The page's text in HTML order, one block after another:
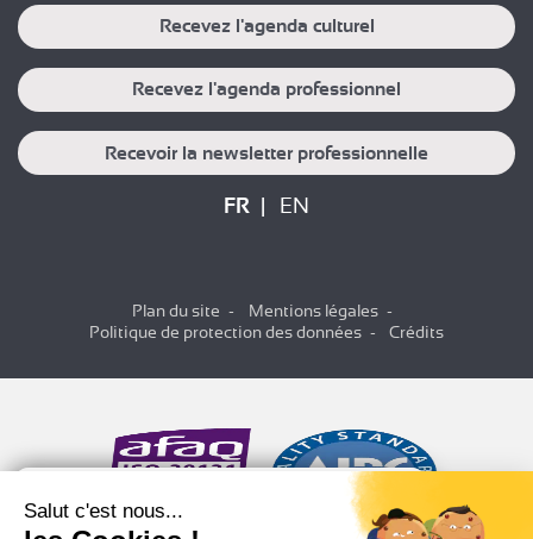
Recevez l'agenda culturel
Recevez l'agenda professionnel
Recevoir la newsletter professionnelle
FR EN
Plan du site
Mentions légales
Politique de protection des données
Crédits
Salut c'est nous...